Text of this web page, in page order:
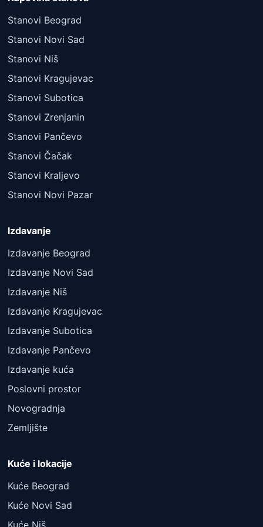
Stanovi Beograd
Stanovi Novi Sad
Stanovi Niš
Stanovi Kragujevac
Stanovi Subotica
Stanovi Zrenjanin
Stanovi Pančevo
Stanovi Čačak
Stanovi Kraljevo
Stanovi Novi Pazar
Izdavanje
Izdavanje Beograd
Izdavanje Novi Sad
Izdavanje Niš
Izdavanje Kragujevac
Izdavanje Subotica
Izdavanje Pančevo
Izdavanje kuća
Poslovni prostor
Novogradnja
Zemljište
Kuće i lokacije
Kuće Beograd
Kuće Novi Sad
Kuće Niš